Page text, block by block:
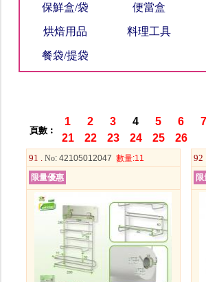
保鮮盒/袋 便當盒
烘焙用品 料理工具
餐袋/提袋
頁數︰
1 2 3 4 5 6 7
21
22 23 24 25 26
91 . No: 42105012047 數量:11
限量優惠
92 .
限